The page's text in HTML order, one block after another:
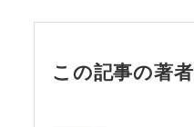
この記事の著者